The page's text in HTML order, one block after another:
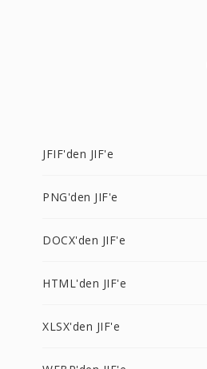
JFIF'den JIF'e
PNG'den JIF'e
DOCX'den JIF'e
HTML'den JIF'e
XLSX'den JIF'e